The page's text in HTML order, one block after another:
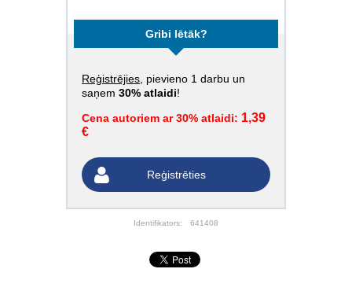
Gribi lētāk?
Reģistrējies , pievieno 1 darbu un
saņem 30% atlaidi!
Cena autoriem ar 30% atlaidi: 1,39
€
Reģistrēties
Identifikators: 641408